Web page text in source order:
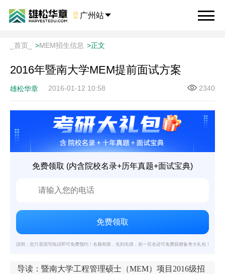
 广州站
_首页_ >MEM招生信息 >正文
2016年暨南大学MEM提前面试方案
雄松华章 2016-01-12 10:58 2340
免费领取 (内含院校名录+历年真题+面试宝典)
说明：您只需填写电话即可免费预约！名额有限，先到先得，前一百名还可免费获赠备考大礼包！
导读：暨南大学工程管理硕士（MEM）项目2016级招